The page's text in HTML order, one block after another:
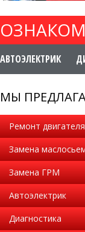
АВТОЭЛЕКТРИК
МЫ
Ремонт двигателя
Замена
Замена ГРМ
Автоэлектрик
Диагностика